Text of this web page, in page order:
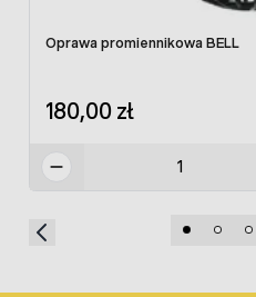
długość rurki kwarcowej:
materiał: aluminium i
kwarcowe
przeznaczony do
Oprawa promiennikowa BELL
180,00 zł